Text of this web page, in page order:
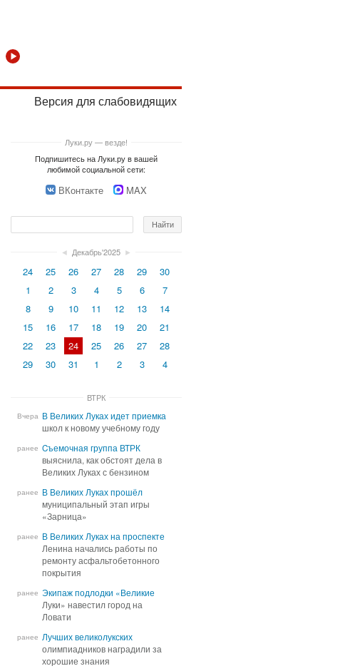
Версия для слабовидящих
Луки.ру — везде!
Подпишитесь на Луки.ру в вашей
любимой социальной сети:
ВКонтакте MAX
◄ Декабрь'2025 ►
24 25 26 27 28 29
30
1
2 3 4 5 6
7
8
9 10 11 12 13
14
15
16 17 18 19 20
21
22
23 24 25 26 27
28
29
30 31 1 2 3 4
ВТРК
Вчера В Великих Луках идет приемка
школ к новому учебному году
В Великих Луках идет приемка
школ к новому учебному году
ранее Cъемочная группа ВТРК
выяснила, как обстоят дела в
Великих Луках с бензином
Cъемочная группа ВТРК
выяснила, как обстоят дела в
Великих Луках с бензином
ранее В Великих Луках прошёл
муниципальный этап игры
«Зарница»
В Великих Луках прошёл
муниципальный этап игры
«Зарница»
ранее В Великих Луках на проспекте
Ленина начались работы по
ремонту асфальтобетонного
покрытия
В Великих Луках на проспекте
Ленина начались работы по
ремонту асфальтобетонного
покрытия
ранее Экипаж подлодки «Великие
Луки» навестил город на
Ловати
Экипаж подлодки «Великие
Луки» навестил город на
Ловати
ранее Лучших великолукских
олимпиадников наградили за
хорошие знания
Лучших великолукских
олимпиадников наградили за
хорошие знания